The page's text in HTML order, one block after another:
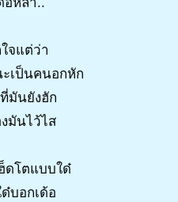
อหล่า..
จแต่ว่า
ะเป็นคนอกหัก
มันยังฮัก
มันไว้ไส
ดโตแบบใด๋
บอกเด้อ